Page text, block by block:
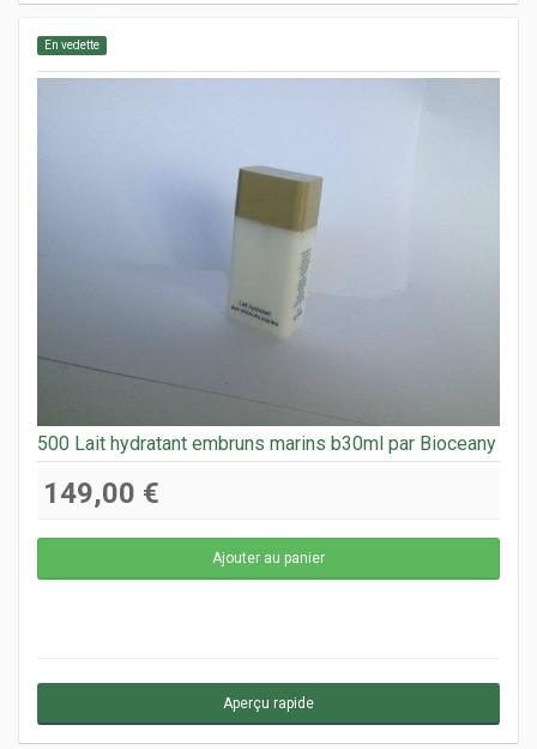
En vedette
500 Lait hydratant embruns marins b30ml par Bioceany
149,00 €
Aperçu rapide